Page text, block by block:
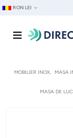
RON LEI
MOBILIER INOX, MASA
MASA DE